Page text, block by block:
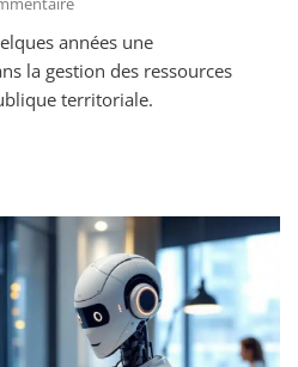
années une
la gestion des ressources
territoriale.